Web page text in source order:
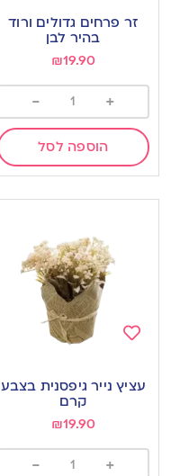
to
wishlist
זר פרחים גדולים ורוד
בהיר לבן
₪19.90
+
-
הוספה לסל
to
wishlist
עציץ נייר גיפסנית בצבע
קרם
₪19.90
+
-